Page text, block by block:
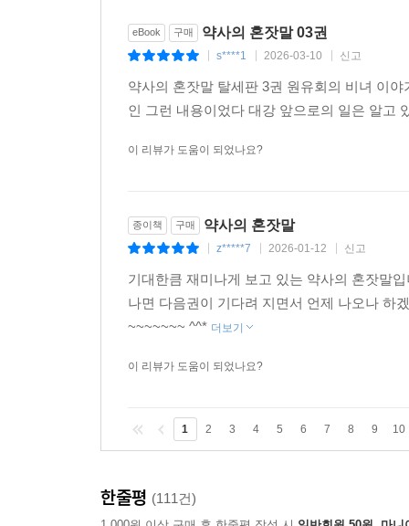
eBook 구매 약사의 혼잣말 03권
s****1 2026-03-10 신고
약사의 혼잣말 탈세판 3권 원유회의 비녀 이
인 그런 내용이었다 대강 앞으로의 일은 알고
이 리뷰가 도움이 되었나요?
종이책 구매 약사의 혼잣말
z*****7 2026-01-12 신고
기대한큼 재미나게 보고 있는 약사의 혼잣말
나면 다음권이 기다려 지면서 언제 나오나 하
~~~~~~~ ^^* 더보기
이 리뷰가 도움이 되었나요?
1 2 3 4 5 6 7 8 9 10
한줄평 (111건)